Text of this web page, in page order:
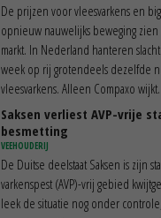
De prijzen voor vleesvarkens en
opnieuw nauwelijks beweging
markt. In Nederland hanteren
week op rij grotendeels dezelfde
vleesvarkens. Alleen Compaxo
Saksen verliest AVP-vrije
besmetting
VEEHOUDERIJ
De Duitse deelstaat Saksen is zijn
varkenspest (AVP)-vrij gebied
leek de situatie nog onder